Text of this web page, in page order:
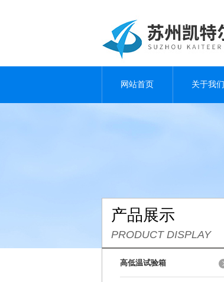
网站首页 关于我们
产品展示
PRODUCT DISPLAY
高低温试验箱